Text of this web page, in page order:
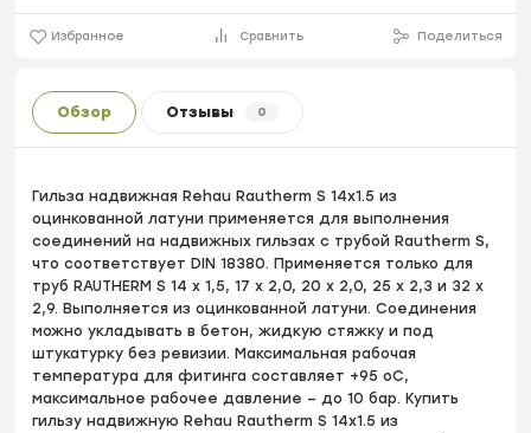
Избранное Сравнить Поделиться
Обзор Отзывы 0
Гильза надвижная Rehau Rautherm S 14х1.5 из
оцинкованной латуни применяется для выполнения
соединений на надвижных гильзах с трубой Rautherm S,
что соответствует DIN 18380. Применяется только для
труб RAUTHERM S 14 x 1,5, 17 x 2,0, 20 x 2,0, 25 x 2,3 и 32 x
2,9. Выполняется из оцинкованной латуни. Соединения
можно укладывать в бетон, жидкую стяжку и под
штукатурку без ревизии. Максимальная рабочая
температура для фитинга составляет +95 оС,
максимальное рабочее давление – до 10 бар. Купить
гильзу надвижную Rehau Rautherm S 14х1.5 из